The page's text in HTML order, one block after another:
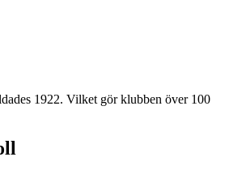
1922. Vilket gör klubben över 100